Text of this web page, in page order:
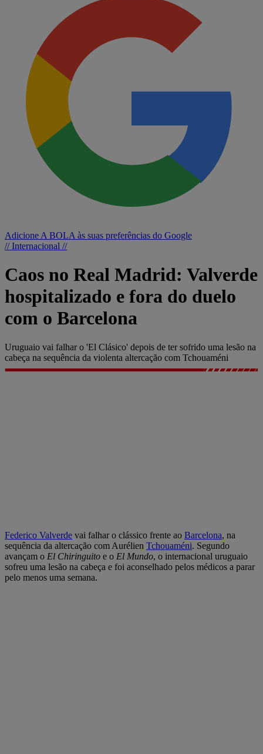
Adicione A BOLA às suas preferências do Google
// Internacional //
Caos no Real Madrid: Valverde
hospitalizado e fora do duelo
com o Barcelona
Uruguaio vai falhar o 'El Clásico' depois de ter sofrido uma lesão na
cabeça na sequência da violenta altercação com Tchouaméni
Federico Valverde vai falhar o clássico frente ao Barcelona, na
sequência da altercação com Aurélien Tchouaméni. Segundo
avançam o El Chiringuito e o El Mundo, o internacional uruguaio
sofreu uma lesão na cabeça e foi aconselhado pelos médicos a parar
pelo menos uma semana.